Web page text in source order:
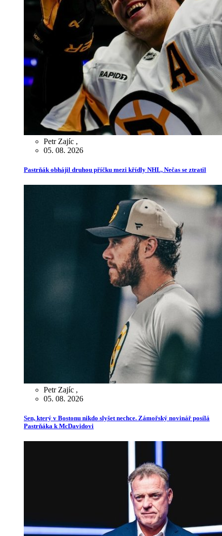
Petr Zajíc ,
05. 08. 2026
Pastrňák obhájil druhou příčku mezi křídly NHL, Nečas se ztratil
Petr Zajíc ,
05. 08. 2026
Sen, který v Bostonu nikdo slyšet nechce. Zámořský novinář posílá
Pastrňáka k McDavidovi